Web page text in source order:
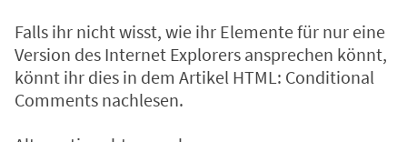
Falls ihr nicht wisst, wie ihr Elemente für nur eine
Version des Internet Explorers ansprechen könnt,
könnt ihr dies in dem Artikel HTML: Conditional
Comments nachlesen.